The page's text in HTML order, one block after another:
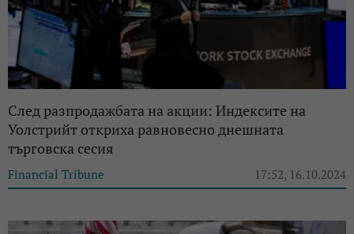
След разпродажбата на акции: Индексите на
Уолстрийт откриха равновесно днешната
търговска сесия
Financial Tribune 17:52, 16.10.2024